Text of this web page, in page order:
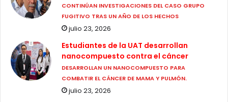
CONTINÚAN INVESTIGACIONES DEL CASO GRUPO
FUGITIVO TRAS UN AÑO DE LOS HECHOS
julio 23, 2026
Estudiantes de la UAT desarrollan
nanocompuesto contra el cáncer
DESARROLLAN UN NANOCOMPUESTO PARA
COMBATIR EL CÁNCER DE MAMA Y PULMÓN.
julio 23, 2026